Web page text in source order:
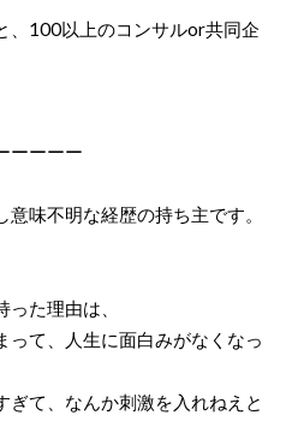
、100以上のコンサルor共同企
ーーーー
味不明な経歴の持ち主です。
た理由は、
って、人生に面白みがなくなっ
て、なんか刺激を入れねえと